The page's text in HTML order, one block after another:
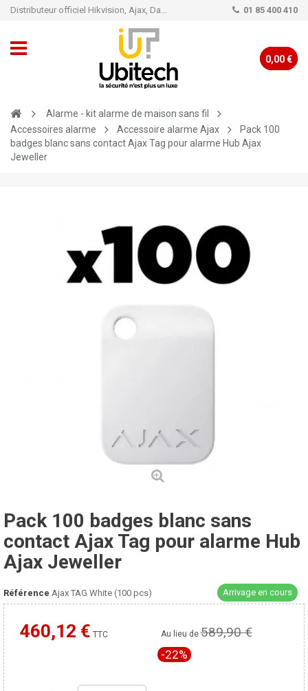
Distributeur officiel Hikvision, Ajax, Dahua, TP-Link - Caméra de vidéo surveillance - Alarme 01 85 400 410
0,00 €
Alarme - kit alarme de maison sans fil
Accessoires alarme
Accessoire alarme Ajax
Pack 100
badges blanc sans contact Ajax Tag pour alarme Hub Ajax
Jeweller
Pack 100 badges blanc sans
contact Ajax Tag pour alarme Hub
Ajax Jeweller
Référence Ajax TAG White (100 pcs) Arrivage en cours
460,12 € TTC
Moins cher ailleurs ? Au lieu de589,90 €
-22%